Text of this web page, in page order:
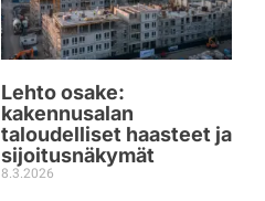
Lehto osake:
kakennusalan
taloudelliset haasteet ja
sijoitusnäkymät
8.3.2026